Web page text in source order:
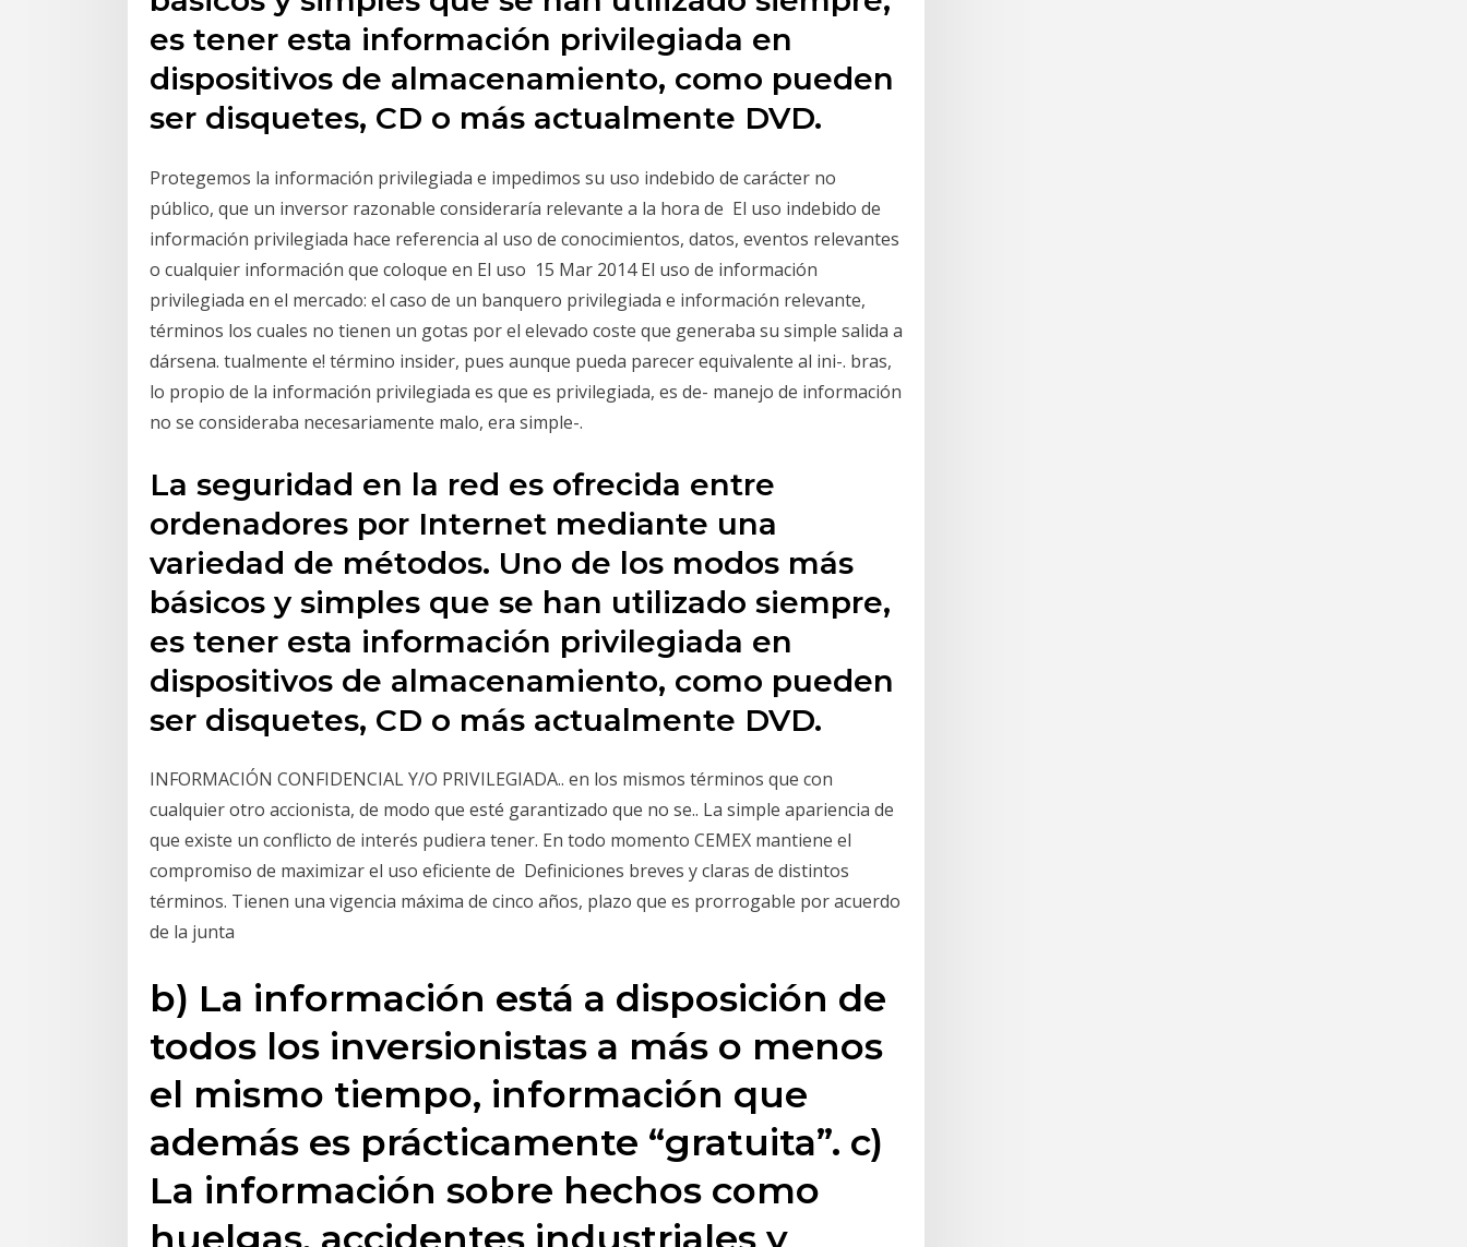
es tener esta información privilegiada en
dispositivos de almacenamiento, como pueden
ser disquetes, CD o más actualmente DVD.
Protegemos la información privilegiada e impedimos su uso indebido de carácter no
público, que un inversor razonable consideraría relevante a la hora de El uso indebido de
información privilegiada hace referencia al uso de conocimientos, datos, eventos relevantes
o cualquier información que coloque en El uso 15 Mar 2014 El uso de información
privilegiada en el mercado: el caso de un banquero privilegiada e información relevante,
términos los cuales no tienen un gotas por el elevado coste que generaba su simple salida a
dársena. tualmente e! término insider, pues aunque pueda parecer equivalente al ini-. bras,
lo propio de la información privilegiada es que es privilegiada, es de- manejo de información
no se consideraba necesariamente malo, era simple-.
La seguridad en la red es ofrecida entre
ordenadores por Internet mediante una
variedad de métodos. Uno de los modos más
básicos y simples que se han utilizado siempre,
es tener esta información privilegiada en
dispositivos de almacenamiento, como pueden
ser disquetes, CD o más actualmente DVD.
INFORMACIÓN CONFIDENCIAL Y/O PRIVILEGIADA.. en los mismos términos que con
cualquier otro accionista, de modo que esté garantizado que no se.. La simple apariencia de
que existe un conflicto de interés pudiera tener. En todo momento CEMEX mantiene el
compromiso de maximizar el uso eficiente de Definiciones breves y claras de distintos
términos. Tienen una vigencia máxima de cinco años, plazo que es prorrogable por acuerdo
de la junta
b) La información está a disposición de
todos los inversionistas a más o menos
el mismo tiempo, información que
además es prácticamente “gratuita”. c)
La información sobre hechos como